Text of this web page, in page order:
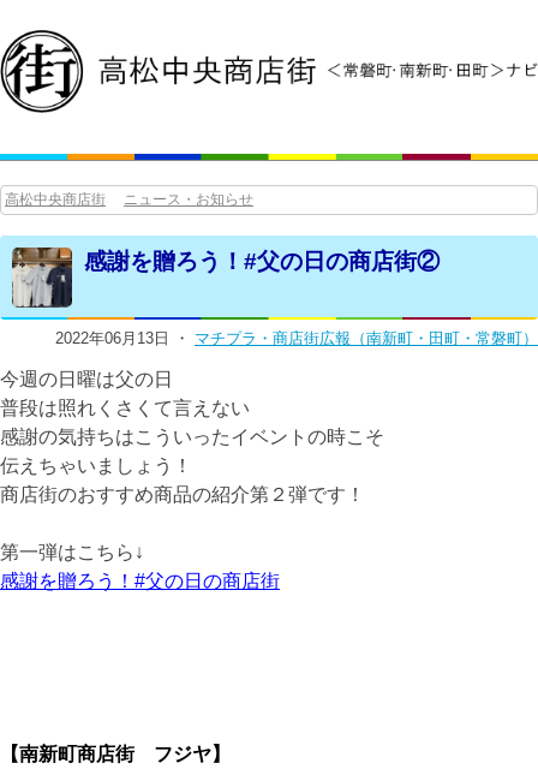
高松中央商店街 ニュース・お知らせ
感謝を贈ろう！#父の日の商店街②
2022年06月13日 ・ マチプラ・商店街広報（南新町・田町・常磐町）
今週の日曜は父の日
普段は照れくさくて言えない
感謝の気持ちはこういったイベントの時こそ
伝えちゃいましょう！
商店街のおすすめ商品の紹介第２弾です！
第一弾はこちら↓
感謝を贈ろう！#父の日の商店街
【南新町商店街 フジヤ】